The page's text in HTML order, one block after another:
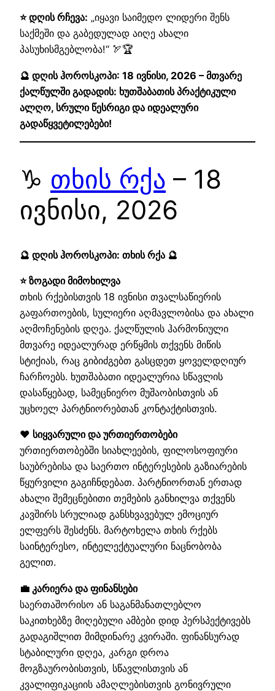
⭐ დღის რჩევა: „იყავი საიმედო ლიდერი შენს
საქმეში და გაბედულად აიღე ახალი
პასუხისმგებლობა!“ 🏹🏆
🔮 დღის ჰოროსკოპი: 18 ივნისი, 2026 – მთვარე
ქალწულში გადადის: ხუთშაბათის პრაქტიკული
ალღო, სრული წესრიგი და იდეალური
გადაწყვეტილებები!
♑ თხის რქა – 18
ივნისი, 2026
🔮 დღის ჰოროსკოპი: თხის რქა 🔮
⭐ ზოგადი მიმოხილვა
თხის რქებისთვის 18 ივნისი თვალსაწიერის
გაფართოების, სულიერი აღმავლობისა და ახალი
აღმოჩენების დღეა. ქალწულის ჰარმონიული
მთვარე იდეალურად ერწყმის თქვენს მიწის
სტიქიას, რაც გიბიძგებთ გასცდეთ ყოველდღიურ
ჩარჩოებს. ხუთშაბათი იდეალურია სწავლის
დასაწყებად, სამეცნიერო მუშაობისთვის ან
უცხოელ პარტნიორებთან კონტაქტისთვის.
❤️ სიყვარული და ურთიერთობები
ურთიერთობებში სიახლეების, ფილოსოფიური
საუბრებისა და საერთო ინტერესების გაზიარების
წყურვილი გაგიჩნდებათ. პარტნიორთან ერთად
ახალი შემეცნებითი თემების განხილვა თქვენს
კავშირს სრულიად განსხვავებულ ემოციურ
ელფერს შესძენს. მარტოხელა თხის რქებს
საინტერესო, ინტელექტუალური ნაცნობობა
გელით.
💼 კარიერა და ფინანსები
საერთაშორისო ან საგანმანათლებლო
საკითხებზე მიღებული ამბები დიდ პერსპექტივებს
გადაგიშლით მიმდინარე კვირაში. ფინანსურად
სტაბილური დღეა, კარგი დროა
მოგზაურობისთვის, სწავლისთვის ან
კვალიფიკაციის ამაღლებისთვის გონივრული